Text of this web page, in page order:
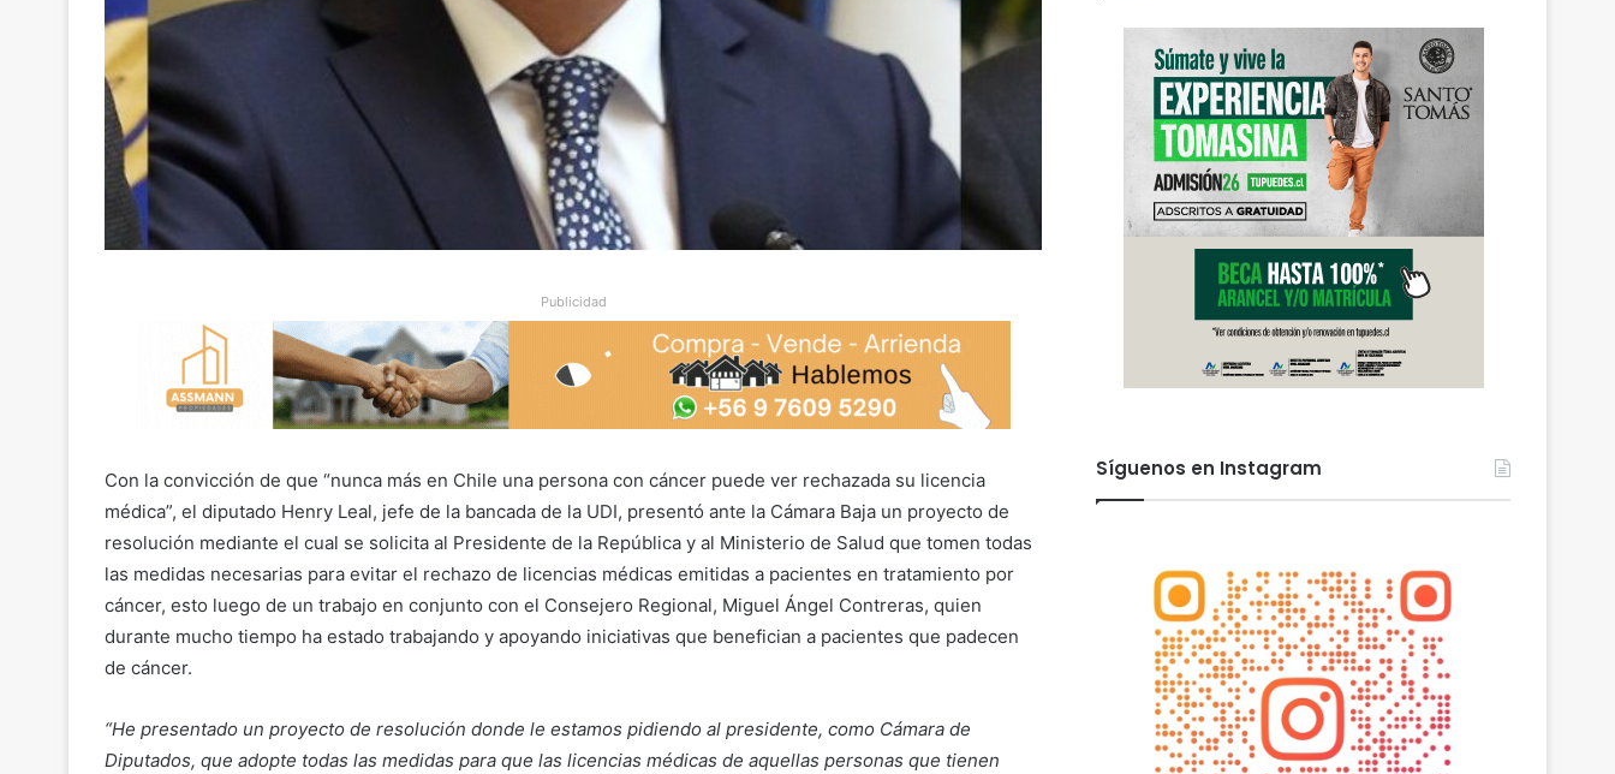
Publicidad
Con la convicción de que “nunca más en Chile una persona con cáncer puede ver rechazada su licencia
médica”, el diputado Henry Leal, jefe de la bancada de la UDI, presentó ante la Cámara Baja un proyecto de
resolución mediante el cual se solicita al Presidente de la República y al Ministerio de Salud que tomen todas
las medidas necesarias para evitar el rechazo de licencias médicas emitidas a pacientes en tratamiento por
cáncer, esto luego de un trabajo en conjunto con el Consejero Regional, Miguel Ángel Contreras, quien
durante mucho tiempo ha estado trabajando y apoyando iniciativas que benefician a pacientes que padecen
de cáncer.
“He presentado un proyecto de resolución donde le estamos pidiendo al presidente, como Cámara de
Diputados, que adopte todas las medidas para que las licencias médicas de aquellas personas que tienen
Síguenos en Instagram